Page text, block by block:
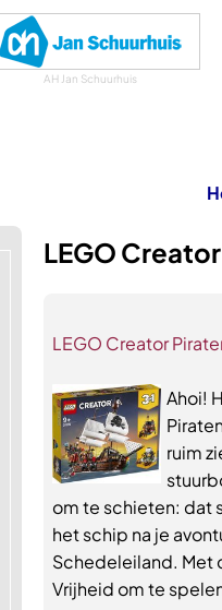
AH Jan Schuurhuis
LEGO
LEGO Creator
Ahoi!
ruim
om te schieten: dat
het schip na je
Schedeleiland. Met
Vrijheid om te